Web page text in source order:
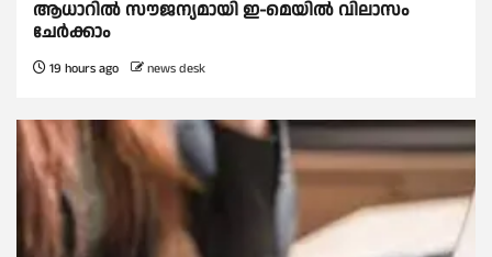
ആധാറിൽ സൗജന്യമായി ഇ-മെയിൽ വിലാസം
ചേർക്കാം
19 hours ago news desk